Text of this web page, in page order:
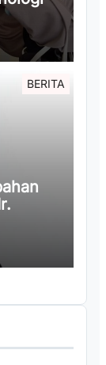
BERITA